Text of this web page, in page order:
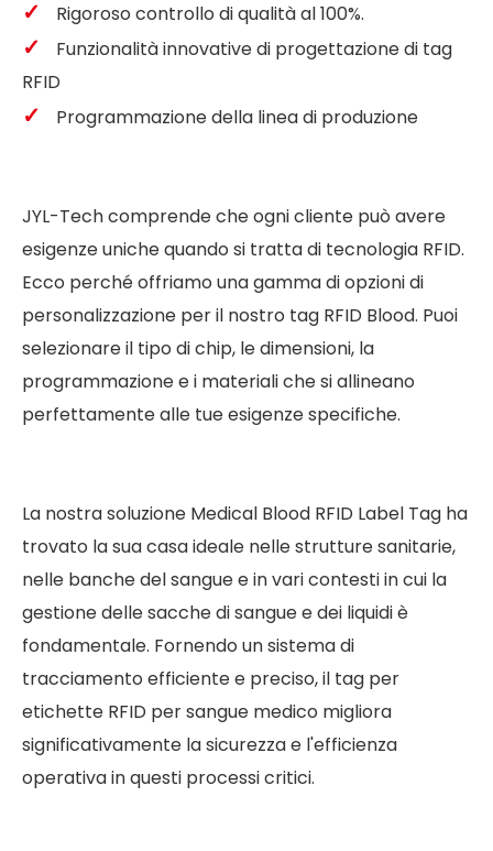
✓ Rigoroso controllo di qualità al 100%.
✓
Funzionalità innovative di progettazione di tag
RFID
✓ Programmazione della linea di produzione
JYL-Tech comprende che ogni cliente può avere
esigenze uniche quando si tratta di tecnologia RFID.
Ecco perché offriamo una gamma di opzioni di
personalizzazione per il nostro tag RFID Blood. Puoi
selezionare il tipo di chip, le dimensioni, la
programmazione e i materiali che si allineano
perfettamente alle tue esigenze specifiche.
La nostra soluzione Medical Blood RFID Label Tag ha
trovato la sua casa ideale nelle strutture sanitarie,
nelle banche del sangue e in vari contesti in cui la
gestione delle sacche di sangue e dei liquidi è
fondamentale. Fornendo un sistema di
tracciamento efficiente e preciso, il tag per
etichette RFID per sangue medico migliora
significativamente la sicurezza e l'efficienza
operativa in questi processi critici.